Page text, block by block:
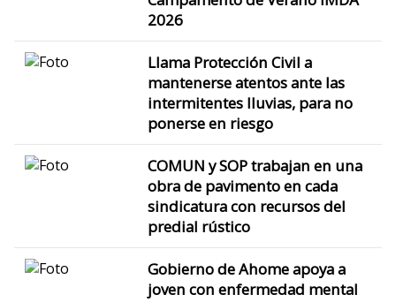
2026
Llama Protección Civil a
mantenerse atentos ante las
intermitentes lluvias, para no
ponerse en riesgo
COMUN y SOP trabajan en una
obra de pavimento en cada
sindicatura con recursos del
predial rústico
Gobierno de Ahome apoya a
joven con enfermedad mental